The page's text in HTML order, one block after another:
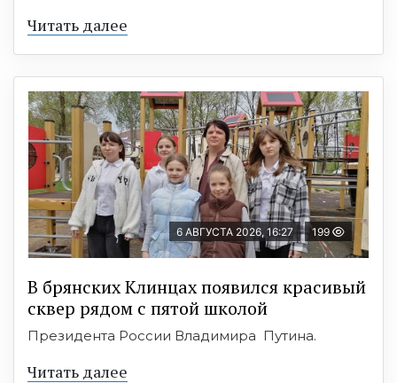
Читать далее
6 АВГУСТА 2026, 16:27 199
В брянских Клинцах появился красивый
сквер рядом с пятой школой
Президента России Владимира Путина.
Читать далее